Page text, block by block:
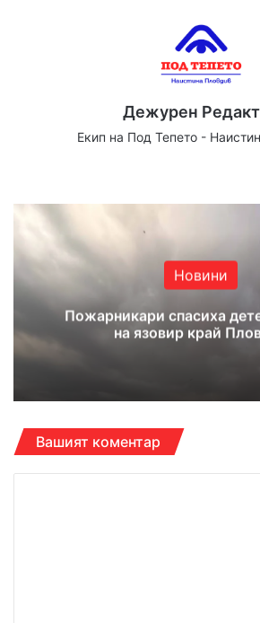
Дежурен
Екип на Под Тепето -
Новини
Пожарникари спасиха
на язовир край
Вашият коментар